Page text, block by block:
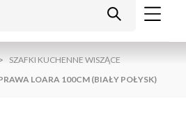
SZAFKI KUCHENNE WISZĄCE
LOARA 100CM (BIAŁY POŁYSK)